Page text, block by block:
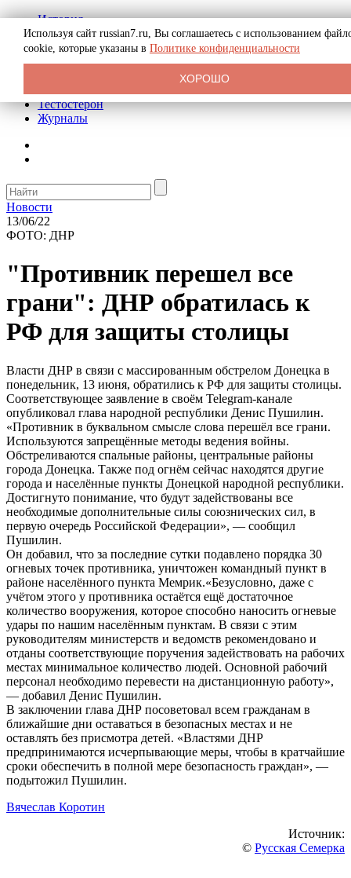
История
Биография
Криминал
Реклама на сайте
Тестостерон
Журналы
Новости
13/06/22
ФОТО: ДНР
"Противник перешел все
грани": ДНР обратилась к
РФ для защиты столицы
Власти ДНР в связи с массированным обстрелом Донецка в
понедельник, 13 июня, обратились к РФ для защиты столицы.
Соответствующее заявление в своём Telegram-канале
опубликовал глава народной республики Денис Пушилин.
«Противник в буквальном смысле слова перешёл все грани.
Используются запрещённые методы ведения войны.
Обстреливаются спальные районы, центральные районы
города Донецка. Также под огнём сейчас находятся другие
города и населённые пункты Донецкой народной республики.
Достигнуто понимание, что будут задействованы все
необходимые дополнительные силы союзнических сил, в
первую очередь Российской Федерации», — сообщил
Пушилин.
Он добавил, что за последние сутки подавлено порядка 30
огневых точек противника, уничтожен командный пункт в
районе населённого пункта Мемрик.«Безусловно, даже с
учётом этого у противника остаëтся ещё достаточное
количество вооружения, которое способно наносить огневые
удары по нашим населённым пунктам. В связи с этим
руководителям министерств и ведомств рекомендовано и
отданы соответствующие поручения задействовать на рабочих
местах минимальное количество людей. Основной рабочий
персонал необходимо перевести на дистанционную работу»,
— добавил Денис Пушилин.
В заключении глава ДНР посоветовал всем гражданам в
ближайшие дни оставаться в безопасных местах и не
оставлять без присмотра детей. «Властями ДНР
предпринимаются исчерпывающие меры, чтобы в кратчайшие
сроки обеспечить в полной мере безопасность граждан», —
подытожил Пушилин.
Вячеслав Коротин
Источник:
© Русская Семерка
Используя сайт russian7.ru, Вы соглашаетесь с использованием
cookie, которые указаны в Политике конфиденциальности
ХОРОШО